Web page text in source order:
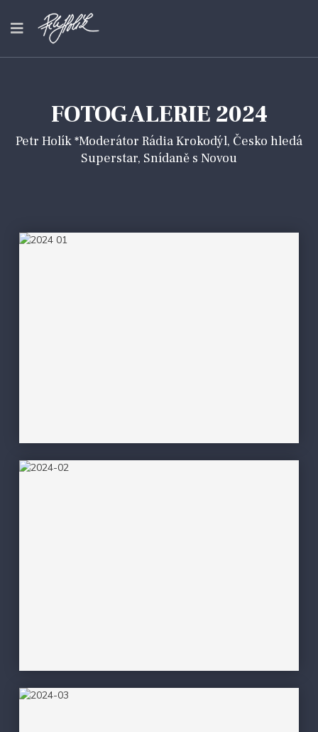
FOTOGALERIE 2024
Petr Holík *Moderátor Rádia Krokodýl, Česko hledá
Superstar, Snídaně s Novou